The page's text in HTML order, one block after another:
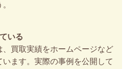
いる
買取実績をホームページなど
ます。実際の事例を公開して